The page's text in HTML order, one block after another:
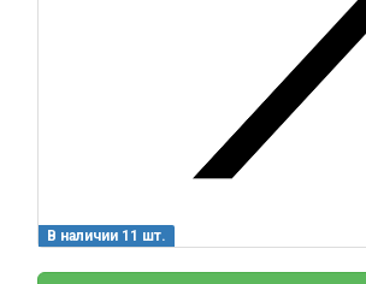
В наличии 11 шт.